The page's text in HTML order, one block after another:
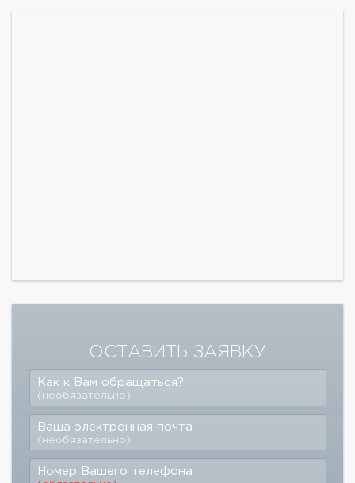
ОСТАВИТЬ ЗАЯВКУ
Как к Вам обращаться?
(необязательно)
Ваша электронная почта
(необязательно)
Номер Вашего телефона